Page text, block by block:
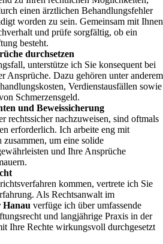
einen ärztlichen Behandlungsfehler
worden zu sein. Gemeinsam mit Ihnen
und prüfe sorgfältig, ob ein
besteht.
durchsetzen
unterstütze ich Sie konsequent bei
Ansprüche. Dazu gehören unter anderem
Verdienstausfällen sowie
Schmerzensgeld.
und Beweissicherung
rechtssicher nachzuweisen, sind oftmals
erforderlich. Ich arbeite eng mit
zusammen, um eine solide
und Ihre Ansprüche
kommen, vertrete ich Sie
Als Rechtsanwalt im
Hanau verfüge ich über umfassende
und langjährige Praxis in der
Ihre Rechte wirkungsvoll durchgesetzt